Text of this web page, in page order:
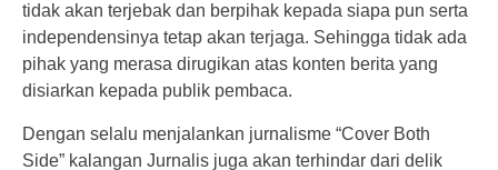
tidak akan terjebak dan berpihak kepada siapa pun serta
independensinya tetap akan terjaga. Sehingga tidak ada
pihak yang merasa dirugikan atas konten berita yang
disiarkan kepada publik pembaca.
Dengan selalu menjalankan jurnalisme “Cover Both
Side” kalangan Jurnalis juga akan terhindar dari delik